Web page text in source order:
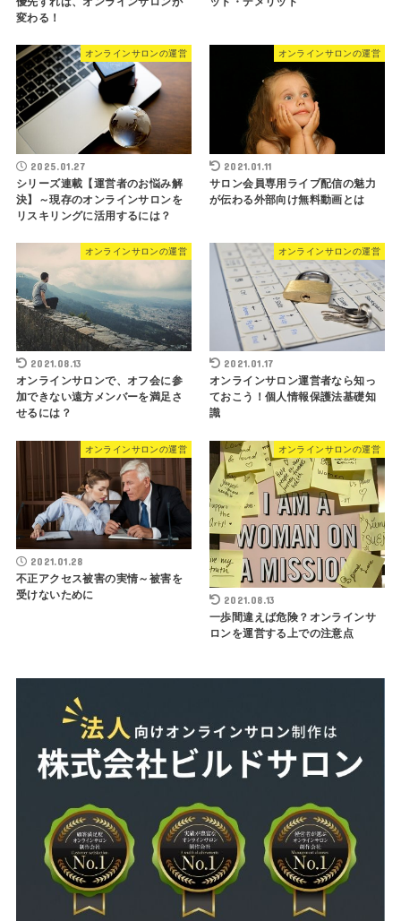
変わる！
オンラインサロンの運営
2025.01.27
シリーズ連載【運営者のお悩み解
決】～現存のオンラインサロンを
リスキリングに活用するには？
オンラインサロンの運営
2021.01.11
サロン会員専用ライブ配信の魅力
が伝わる外部向け無料動画とは
オンラインサロンの運営
2021.08.13
オンラインサロンで、オフ会に参
加できない遠方メンバーを満足さ
せるには？
オンラインサロンの運営
2021.01.17
オンラインサロン運営者なら知っ
ておこう！個人情報保護法基礎知
識
オンラインサロンの運営
2021.01.28
不正アクセス被害の実情～被害を
受けないために
オンラインサロンの運営
2021.08.13
一歩間違えば危険？オンラインサ
ロンを運営する上での注意点